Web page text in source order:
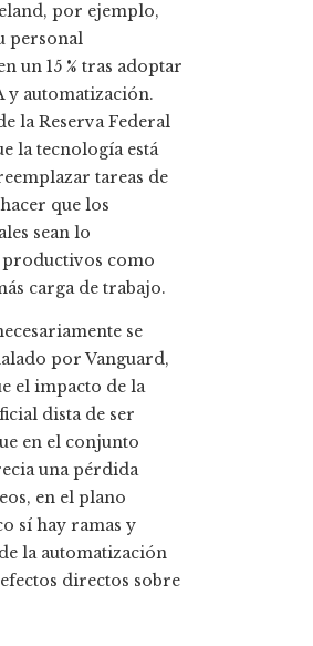
por ejemplo,
personal
un 15 % tras adoptar
y automatización.
la Reserva Federal
la tecnología está
tareas de
que los
sean lo
productivos como
carga de trabajo.
se
por Vanguard,
el impacto de la
dista de ser
en el conjunto
una pérdida
en el plano
sí hay ramas y
la automatización
directos sobre